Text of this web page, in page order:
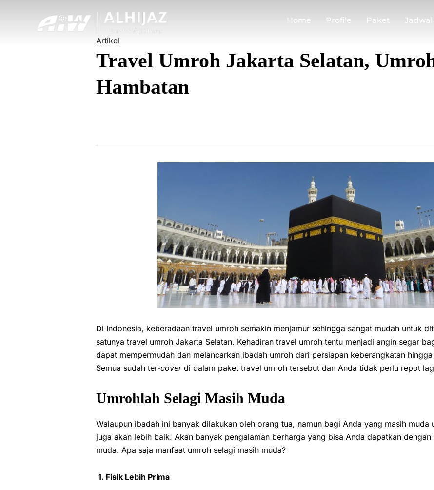
Home Profile Paket
Artikel
Travel Umroh Jakarta Selatan,
Hambatan
Di Indonesia, keberadaan travel umroh semakin menjamur sehingga sangat mudah untuk
satunya travel umroh Jakarta Selatan. Kehadiran travel umroh tentu menjadi angin segar
dapat mempermudah dan melancarkan ibadah umroh dari persiapan keberangkatan
Semua sudah ter-coverdi dalam paket travel umroh tersebut dan Anda tidak perlu repot
Umrohlah Selagi Masih Muda
Walaupun ibadah ini banyak dilakukan oleh orang tua, namun bagi Anda yang masih muda
juga akan lebih baik. Akan banyak pengalaman berharga yang bisa Anda dapatkan
muda. Apa saja manfaat umroh selagi masih muda?
1. Fisik Lebih Prima